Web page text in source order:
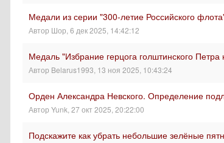
Медали из серии "300-летие Российского
Автор Шор 6 дек 2025, 14:42:12
Медаль "Избрание герцога голштинского
Автор Belarus1993 13 ноя 2025, 10:43:24
Орден Александра Невского. Определение
Автор Yunk 27 окт 2025, 20:22:00
Подскажите как убрать небольшие зелёные